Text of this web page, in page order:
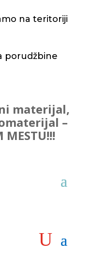
na teritoriji
porudžbine
materijal,
–
MESTU!!!